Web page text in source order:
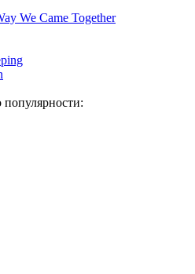
We Came Together